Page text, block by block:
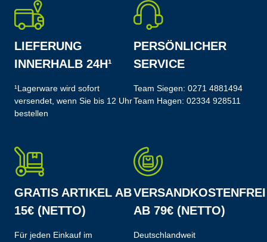
LIEFERUNG
INNERHALB 24H¹
¹Lagerware wird sofort
versendet, wenn Sie bis 12 Uhr
bestellen
PERSÖNLICHER
SERVICE
Team Siegen: 0271 4881494
Team Hagen: 02334 928511
GRATIS ARTIKEL AB
15€ (NETTO)
Für jeden Einkauf im
VERSANDKOSTENFREI
AB 79€ (NETTO)
Deutschlandweit